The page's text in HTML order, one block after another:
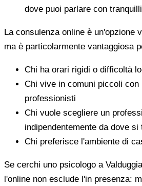
dove puoi parlare con
La consulenza online è un'opzione
ma è particolarmente vantaggiosa
Chi ha orari rigidi o difficoltà
Chi vive in comuni piccoli con
professionisti
Chi vuole scegliere un
indipendentemente da dove si
Chi preferisce l'ambiente di
Se cerchi uno psicologo a
l'online non esclude l'in presenza: